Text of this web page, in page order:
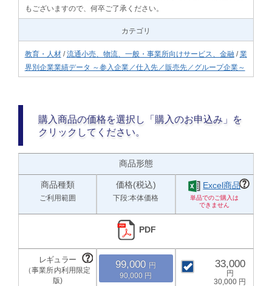
もございますので、何卒ご了承ください。
カテゴリ
教育・人材/流通小売、物流、一般・事業所向けサービス、金融 /業
界別企業業績データ ～参入企業／仕入先／販売先／グループ企業～
購入商品の価格を選択し「購入のお申込み」を
クリックしてください。
商品形態
商品種類
ご利用範囲
価格(税込)
下段:本体価格
Excel商品
PDF
99,000
90,000
33,000
30,000